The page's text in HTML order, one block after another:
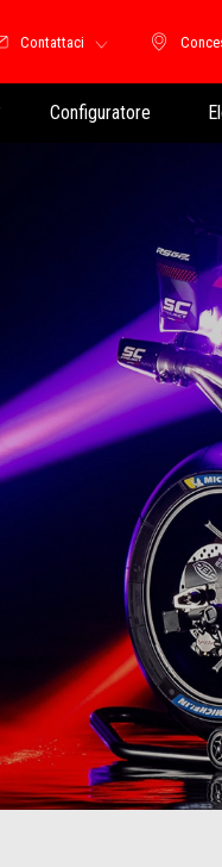
Contattaci
Configuratore